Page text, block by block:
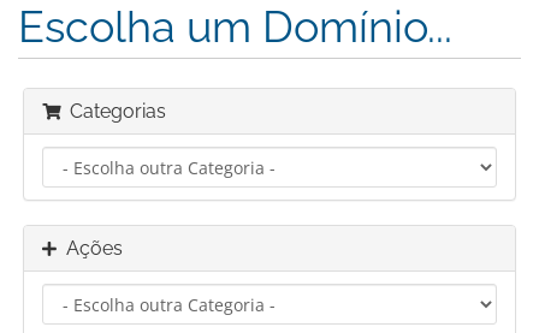
Escolha um Domínio...
Categorias
Ações